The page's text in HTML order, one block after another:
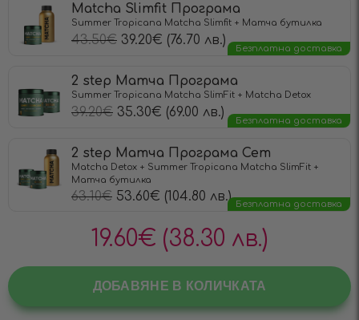
Matcha Slimfit Програма
Summer Tropicana Matcha Slimfit + Матча бутилка
43.50€ 39.20€ (76.70 лв.)
Безплатна доставка
2 step Матча Програма
Summer Tropicana Matcha SlimFit + Matcha Detox
39.20€ 35.30€ (69.00 лв.)
Безплатна доставка
2 step Матча Програма Сет
Matcha Detox + Summer Tropicana Matcha SlimFit +
Матча бутилка
63.10€ 53.60€ (104.80 лв.)
Безплатна доставка
19.60€ (38.30 лв.)
ДОБАВЯНЕ В КОЛИЧКАТА